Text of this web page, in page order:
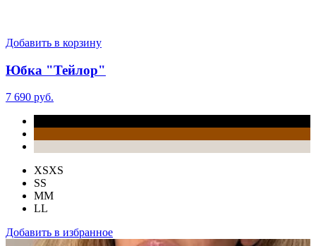
Добавить в корзину
Юбка "Тейлор"
7 690 руб.
XSXS
SS
MM
LL
Добавить в избранное